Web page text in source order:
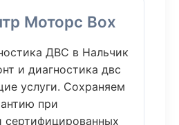
Моторс Box
ДВС в Нальчик
и диагностика двс
услуги. Сохраняем
при
сертифицированных